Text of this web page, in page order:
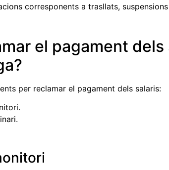
corresponents a trasllats,
el pagament dels
per reclamar el pagament dels salaris: